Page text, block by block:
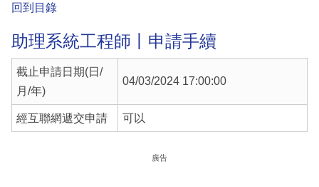
回到目錄
助理系統工程師丨申請手續
截止申請日期(日/
月/年)
04/03/2024 17:00:00
經互聯網遞交申請 可以
廣告